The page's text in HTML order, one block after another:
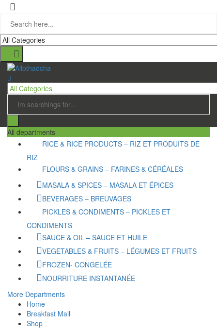
All departments
RICE & RICE PRODUCTS – RIZ ET PRODUITS DE
RIZ
FLOURS & GRAINS – FARINES & CÉRÉALES
MASALA & SPICES – MASALA ET ÉPICES
BEVERAGES – BREUVAGES
PICKLES & CONDIMENTS – PICKLES ET
CONDIMENTS
SAUCE & OIL – SAUCE ET HUILE
VEGETABLES & FRUITS – LÉGUMES ET FRUITS
FROZEN- CONGELÉE
NOURRITURE INSTANTANÉE
More Departments
Home
Breakfast Mail
Shop